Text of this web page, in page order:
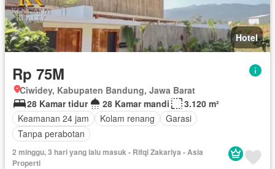
Hotel
Rp 75M
Ciwidey, Kabupaten Bandung, Jawa Barat
28 Kamar tidur
28 Kamar mandi
3.120 m²
Keamanan 24 jam
Kolam renang
Garasi
Tanpa perabotan
2 minggu, 3 hari yang lalu masuk - Rifqi Zakariya - Asia
Properti